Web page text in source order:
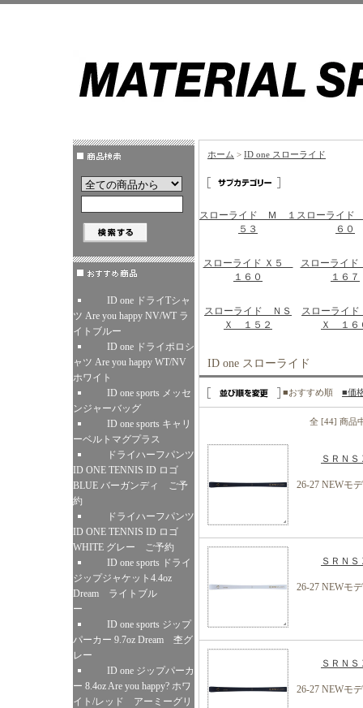
ID one ドライTシャ
ツ Are you happy NV/WT ラ
イトブルー
ID one ドライポロシ
ャツ Are you happy WT/NV
ホワイト
ID one sports メッセ
ンジャーバッグ
ID one sports キャリ
ーベルトマグプラス
ドライハーフパンツ
ID ONE TENNIS ID ロゴ
BLUE バーガンディ ご予
約
ドライハーフパンツ
ID ONE TENNIS ID ロゴ
WHITE グレー ご予約
ID one sports ドライ
ジップジャケット4.4oz
Dream ライトブル
ー
ID one sports ジップ
パーカー 9.7oz Dream 杢グ
レー
ID one ジップパーカ
ー 8.4oz Are you happy? ホワ
イト/レッド アーミーグリ
ホーム > ID one スローライド
スローライド Ｍ １
５３
スローライ
６０
スローライド Ｘ５
１６０
スローライ
１６７
スローライド ＮＳ
Ｘ １５２
スローライ
Ｘ １６
ID one スローライド
■おすすめ順 ■価
全 [44] 商品
ＳＲＮ
26-27 NEWモ
ＳＲＮ
26-27 NEWモ
ＳＲＮ
26-27 NEWモ